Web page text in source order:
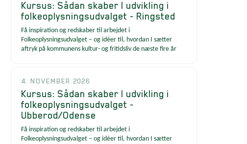
Kursus: Sådan skaber I udvikling i
folkeoplysningsudvalget - Ringsted
Få inspiration og redskaber til arbejdet i
Folkeoplysningsudvalget – og idéer til, hvordan I sætter
aftryk på kommunens kultur- og fritidsliv de næste fire år
4. NOVEMBER 2026
Kursus: Sådan skaber I udvikling i
folkeoplysningsudvalget -
Ubberod/Odense
Få inspiration og redskaber til arbejdet i
Folkeoplysningsudvalget – og idéer til, hvordan I sætter